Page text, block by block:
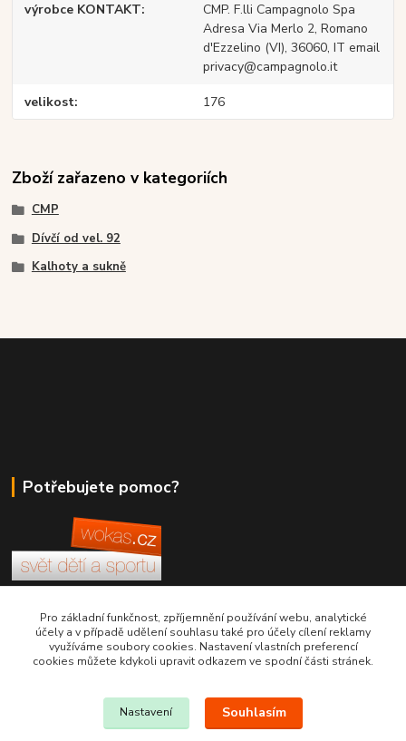
výrobce KONTAKT
CMP. F.lli Campagnolo Spa
Adresa Via Merlo 2, Romano
d'Ezzelino (VI), 36060, IT email
privacy@campagnolo.it
velikost 176
Zboží zařazeno v kategoriích
CMP
Dívčí od vel. 92
Kalhoty a sukně
Potřebujete pomoc?
+420 380 830 198
wokas.online@yahoo.cz
Pro základní funkčnost, zpříjemnění používání webu, analytické
účely a v případě udělení souhlasu také pro účely cílení reklamy
využíváme soubory cookies. Nastavení vlastních preferencí
cookies můžete kdykoli upravit odkazem ve spodní části stránek.
Nastavení Souhlasím